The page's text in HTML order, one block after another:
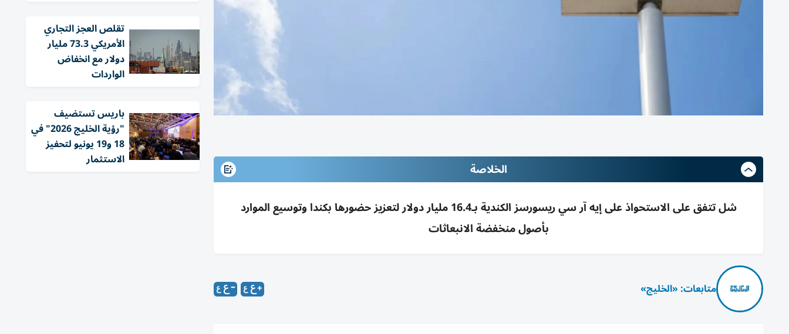
الخلاصة
شل تتفق على الاستحواذ على إيه آر سي ريسورسز الكندية بـ16.4 مليار دولار لتعزيز حضورها بكندا وتوسيع الموارد
بأصول منخفضة الانبعاثات
متابعات: «الخليج»
تقلص العجز التجاري
الأمريكي 73.3 مليار
دولار مع انخفاض
الواردات
باريس تستضيف
"رؤية الخليج 2026" في
18 و19 يونيو لتحفيز
الاستثمار